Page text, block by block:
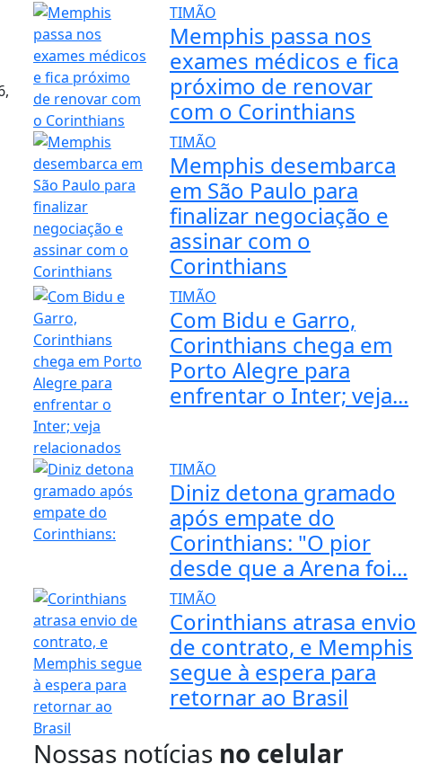
TIMÃO
Memphis passa nos
exames médicos e fica
próximo de renovar
com o Corinthians
TIMÃO
Memphis desembarca
em São Paulo para
finalizar negociação e
assinar com o
Corinthians
TIMÃO
Com Bidu e Garro,
Corinthians chega em
Porto Alegre para
enfrentar o Inter; veja...
TIMÃO
Diniz detona gramado
após empate do
Corinthians: "O pior
desde que a Arena foi...
TIMÃO
Corinthians atrasa envio
de contrato, e Memphis
segue à espera para
retornar ao Brasil
Nossas notícias no celular